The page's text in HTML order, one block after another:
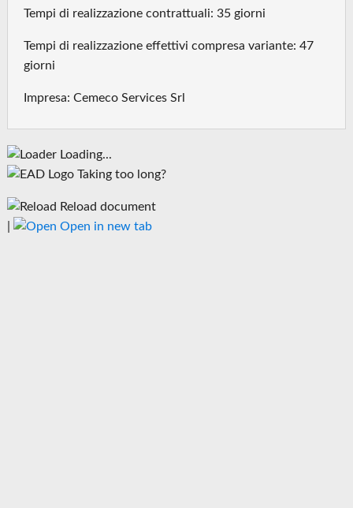
Tempi di realizzazione contrattuali: 35 giorni
Tempi di realizzazione effettivi compresa variante: 47
giorni
Impresa: Cemeco Services Srl
Loading...
Taking too long?
Reload document
Open in new tab